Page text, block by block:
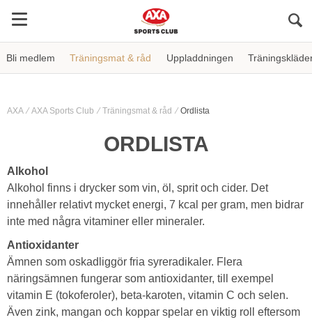
Bli medlem Träningsmat & råd Uppladdningen
AXA AXA Sports Club Träningsmat & råd Ordlista
ORDLISTA
Alkohol
Alkohol finns i drycker som vin, öl, sprit och cider. Det
innehåller relativt mycket energi, 7 kcal per gram, men bidrar
inte med några vitaminer eller mineraler.
Antioxidanter
Ämnen som oskadliggör fria syreradikaler. Flera
näringsämnen fungerar som antioxidanter, till exempel
vitamin E (tokoferoler), beta-karoten, vitamin C och selen.
Även zink, mangan och koppar spelar en viktig roll eftersom